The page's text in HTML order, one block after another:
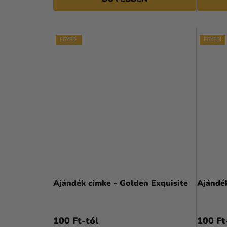
AEGYEDI
Ajándék címke - Golden Exquisite
100 Ft-tól
EGYEDI
100